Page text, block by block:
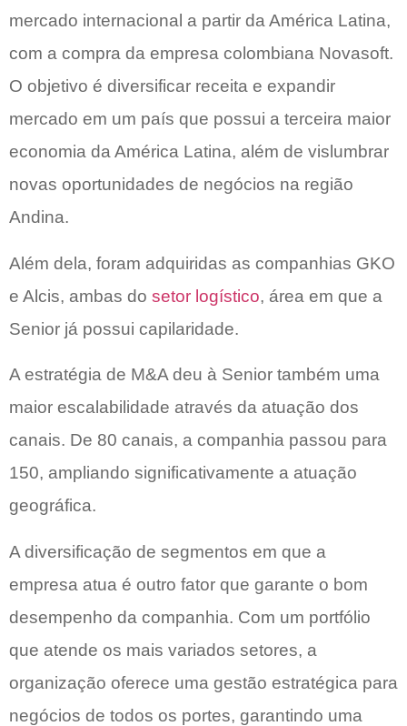
mercado internacional a partir da América Latina,
com a compra da empresa colombiana Novasoft.
O objetivo é diversificar receita e expandir
mercado em um país que possui a terceira maior
economia da América Latina, além de vislumbrar
novas oportunidades de negócios na região
Andina.
Além dela, foram adquiridas as companhias GKO
e Alcis, ambas do setor logístico, área em que a
Senior já possui capilaridade.
A estratégia de M&A deu à Senior também uma
maior escalabilidade através da atuação dos
canais. De 80 canais, a companhia passou para
150, ampliando significativamente a atuação
geográfica.
A diversificação de segmentos em que a
empresa atua é outro fator que garante o bom
desempenho da companhia. Com um portfólio
que atende os mais variados setores, a
organização oferece uma gestão estratégica para
negócios de todos os portes, garantindo uma